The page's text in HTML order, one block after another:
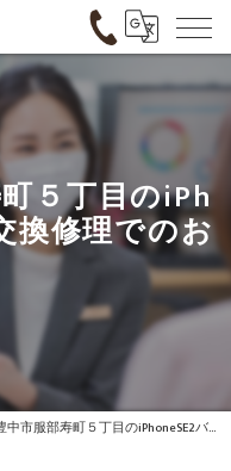
５丁目のiPh
換修理でのお
部寿町５丁目のiPhoneSE2バッテリー交換修理でのお客様